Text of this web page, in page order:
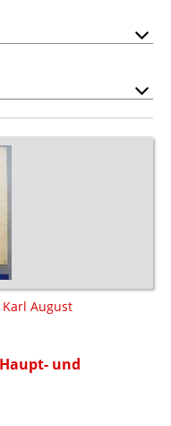
August
und